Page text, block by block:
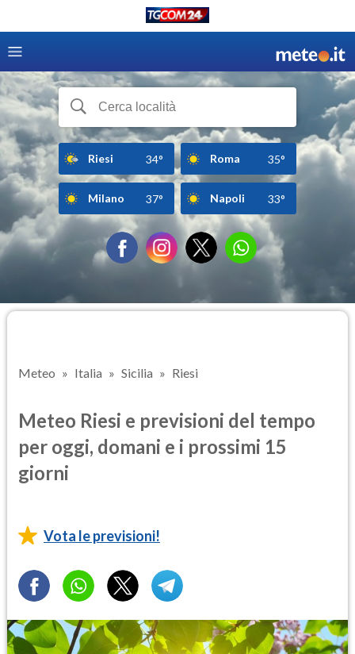
Riesi 34° Roma 35°
Milano 37° Napoli 33°
Meteo Italia Sicilia Riesi
Meteo Riesi e previsioni del tempo
per oggi, domani e i prossimi 15
giorni
Vota le previsioni!